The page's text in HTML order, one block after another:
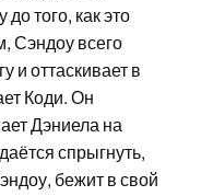
того, как это
Сэндоу всего
и оттаскивает в
Коди. Он
Дэниела на
спрыгнуть,
бежит в свой